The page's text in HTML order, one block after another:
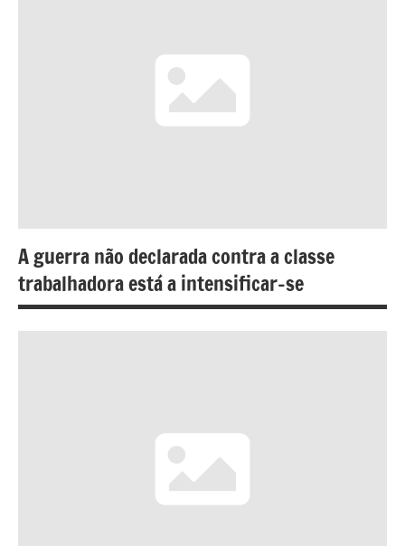
A guerra não declarada contra a classe
trabalhadora está a intensificar-se